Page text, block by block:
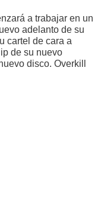
a trabajar en un
adelanto de su
cartel de cara a
de su nuevo
disco. Overkill